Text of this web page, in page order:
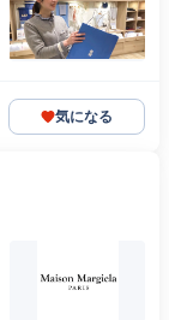
気になる